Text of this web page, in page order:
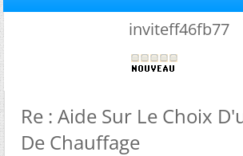
inviteff46fb77
Re : Aide Sur Le Choix
De Chauffage